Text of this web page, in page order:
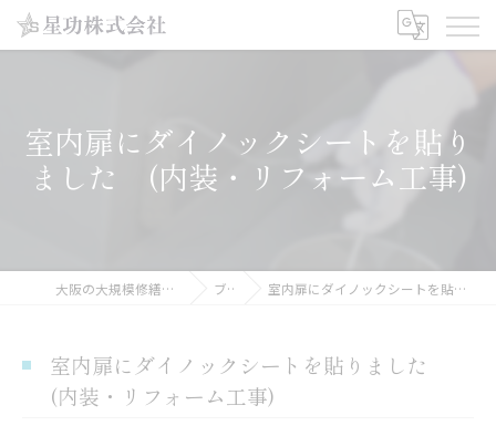
室内扉にダイノックシートを貼り
ました (内装・リフォーム工事)
大阪の大規模修繕工事なら星功株式会社 ブログ 室内扉にダイノックシートを貼りました (内装・リフォーム工事)
室内扉にダイノックシートを貼りました
(内装・リフォーム工事)